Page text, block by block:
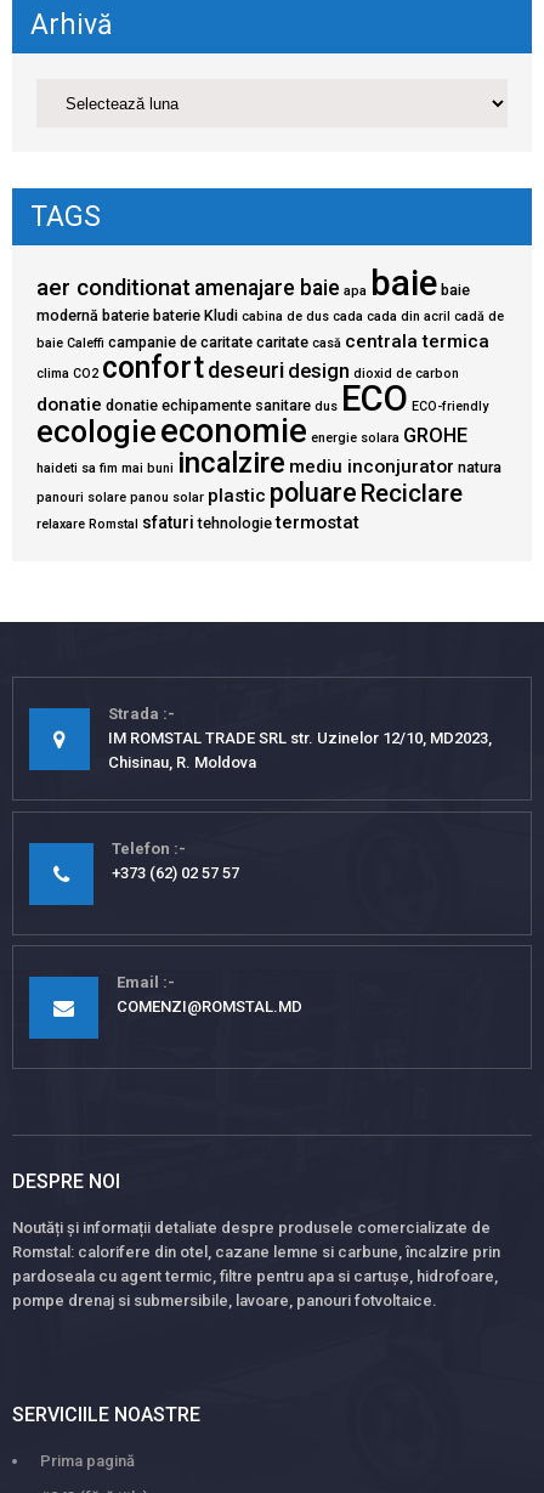
Arhivă
TAGS
aer conditionat amenajare baie apa baie baie
modernă baterie baterie Kludi cabina de dus cada cada din acril cadă de
baie Caleffi campanie de caritate caritate casă centrala termica
clima CO2 confortdeseuri design dioxid de carbon
donatie donatie echipamente sanitare dus ECO ECO-friendly
ecologieeconomie energie solara GROHE
haideti sa fim mai buni incalzire mediu inconjurator natura
panouri solare panou solar plastic poluare Reciclare
relaxare Romstal sfaturi tehnologie termostat
Strada
IM ROMSTAL TRADE SRL str. Uzinelor 12/10, MD2023,
Chisinau, R. Moldova
Telefon
+373 (62) 02 57 57
Email
COMENZI@ROMSTAL.MD
DESPRE NOI
Noutăți și informații detaliate despre produsele comercializate de
Romstal: calorifere din otel, cazane lemne si carbune, încalzire prin
pardoseala cu agent termic, filtre pentru apa si cartușe, hidrofoare,
pompe drenaj si submersibile, lavoare, panouri fotvoltaice.
SERVICIILE NOASTRE
Prima pagină